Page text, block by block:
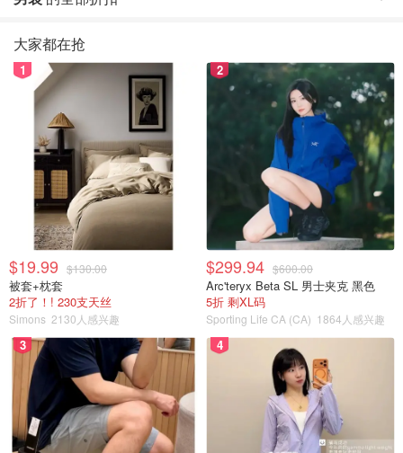
大家都在抢
1
$19.99 $130.00
被套+枕套
2折了！! 230支天丝
Simons 2130人感兴趣
2
$299.94 $600.00
Arc'teryx Beta SL 男士夹克 黑色
5折 剩XL码
Sporting Life CA (CA) 1864人感兴趣
3 4